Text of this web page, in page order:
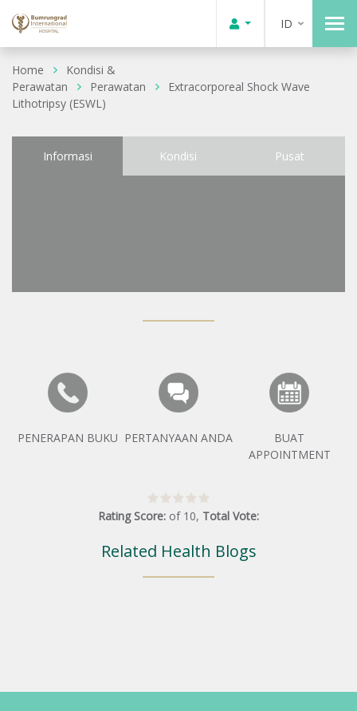
ID
Home
Kondisi &
Perawatan
Perawatan
Extracorporeal Shock Wave
Lithotripsy (ESWL)
Informasi Kondisi Pusat
PENERAPAN BUKU PERTANYAAN ANDA
BUAT
APPOINTMENT
Rating Score: of 10, Total Vote:
Related Health Blogs